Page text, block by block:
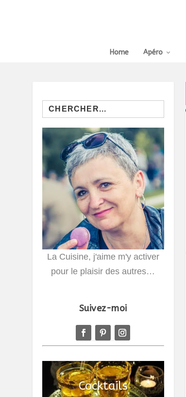
Home Apéro
Search
for:
La Cuisine, j'aime m'y activer
pour le plaisir des autres…
Suivez-moi